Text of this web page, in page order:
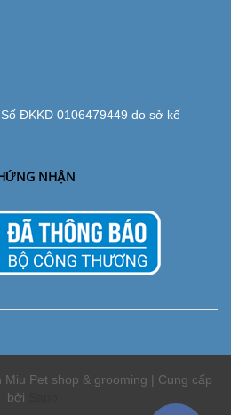
ĐKKD 0106479449 do sở kế
NHẬN
Pet shop & grooming | Cung cấp
bởi